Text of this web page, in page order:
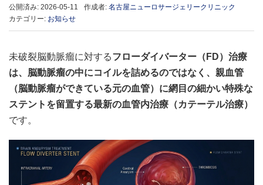
公開済み: 2026-05-11 作成者: 名古屋ニューロサージェリークリニック
カテゴリー: お知らせ
未破裂脳動脈瘤に対するフローダイバーター（FD）治療
は、脳動脈瘤の中にコイルを詰めるのではなく、親血管
（脳動脈瘤ができている元の血管）に網目の細かい特殊な
ステントを留置する最新の血管内治療（カテーテル治療）
です。